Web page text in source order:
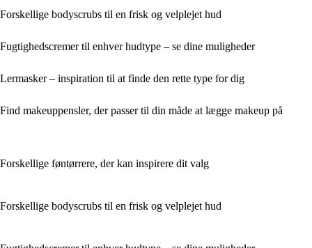
Forskellige bodyscrubs til en frisk og velplejet hud
Fugtighedscremer til enhver hudtype – se dine muligheder
Lermasker – inspiration til at finde den rette type for dig
Find makeuppensler, der passer til din måde at lægge makeup på
Forskellige føntørrere, der kan inspirere dit valg
Forskellige bodyscrubs til en frisk og velplejet hud